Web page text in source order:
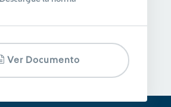
Ver Documento